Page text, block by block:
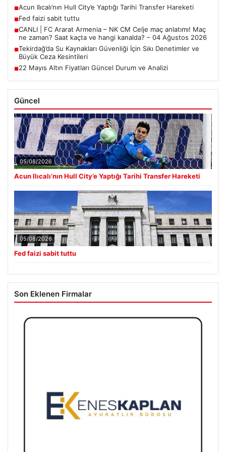
■Acun Ilıcalı’nın Hull City’e Yaptığı Tarihi Transfer Hareketi
■Fed faizi sabit tuttu
■CANLI | FC Ararat Armenia – NK CM Celje maç anlatımı! Maç
ne zaman? Saat kaçta ve hangi kanalda? – 04 Ağustos 2026
■Tekirdağ’da Su Kaynakları Güvenliği İçin Sıkı Denetimler ve
Büyük Ceza Kesintileri
■22 Mayıs Altın Fiyatları Güncel Durum ve Analizi
Güncel
05/08/2026
Acun Ilıcalı’nın Hull City’e Yaptığı Tarihi Transfer Hareketi
05/08/2026
Fed faizi sabit tuttu
Son Eklenen Firmalar